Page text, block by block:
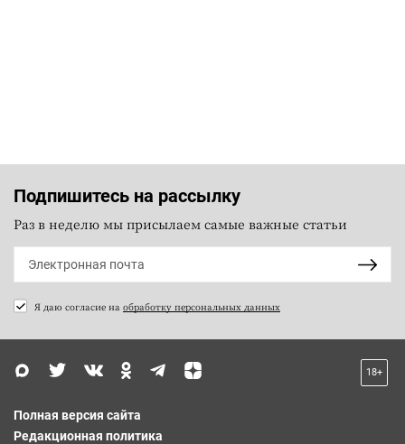
Подпишитесь на рассылку
Раз в неделю мы присылаем самые важные статьи
Я даю согласие на обработку персональных данных
18+
Полная версия сайта
Редакционная политика